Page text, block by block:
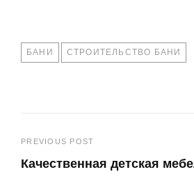
TAGS
БАНИ СТРОИТЕЛЬСТВО БАНИ
Навигация
по
PREVIOUS POST
Качественная детская